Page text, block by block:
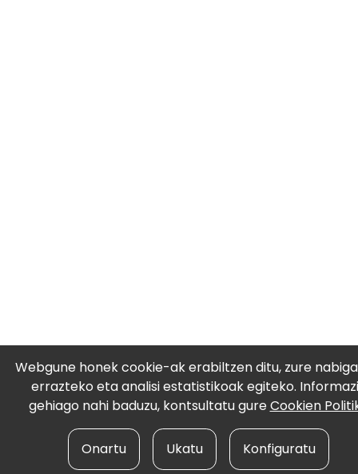
Webgune honek cookie-ak erabiltzen ditu, zure
errazteko eta analisi estatistikoak egiteko.
gehiago nahi baduzu, kontsultatu gureCookien
Onartu Ukatu Konfiguratu